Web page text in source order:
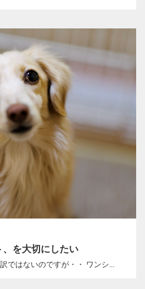
、を大切にしたい
ではないのですが・・ ワンシ...